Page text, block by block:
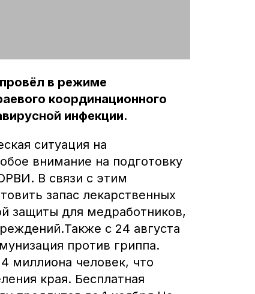
в режиме
координационного
инфекции.
ситуация на
внимание на подготовку
В связи с этим
запас лекарственных
защиты для медработников,
с 24 августа
против гриппа.
миллиона человек, что
края. Бесплатная